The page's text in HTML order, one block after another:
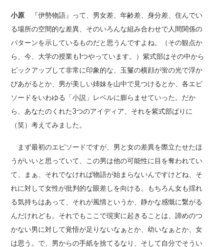
小原 『伊勢物語』って、男女差、年齢差、身分差、住んでい
る場所の空間的な差異、そのいろんな組み合わせで人間関係の
パターンを示しているものだと思うんですよね。（その観点か
ら、今、大学の授業も1つやっています。）紫式部はその中から
ピックアップして非常に印象的な、玉鬘の横顔が蛍の光で浮か
びあがるとか、男が美しい姉妹を山中で見つけるとか、各エピ
ソードをいわゆる「小説」レベルに膨らませていった。だか
ら、あなたのくれた3つのアイディア、それを紫式部ばりに
（笑）考えてみました。
まず最初のエピソードですが、男と女の差異を際立たせたほ
うがいいと思っていて、この男は他の可能性に目を奪われてい
て、まぁ、それでなければ物語が始まらないんですけどね、そ
れに対して女性が批判的な眼差しを向ける。もちろん女も揺れ
る気持ちはあって、それが風情というか、静かな感慨に繋がる
んだけれども。それでもここで現実に起きることは、諦めのつ
かない男に対して覚悟が足りないなぁとか、幼いなぁとか、女
は思う。で、男からの手紙を捨てるなり、そして自分でそうい